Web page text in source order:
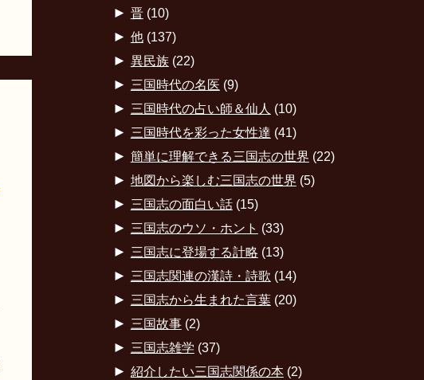
► 晋(10)
► 他(137)
► 異民族(22)
► 三国時代の名医 (9)
► 三国時代の占い師＆仙人 (10)
► 三国時代を彩った女性達 (41)
► 簡単に理解できる三国志の世界 (22)
► 地図から楽しむ三国志の世界 (5)
► 三国志の面白い話(15)
► 三国志のウソ・ホント (33)
► 三国志に登場する計略 (13)
► 三国志関連の漢詩・詩歌 (14)
► 三国志から生まれた言葉(20)
► 三国故事(2)
► 三国志雑学 (37)
► 紹介したい三国志関係の本(2)